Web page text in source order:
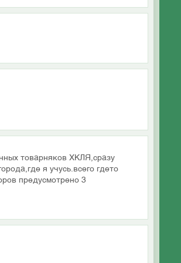
товарняков ХКЛЯ,сразу
я учусь.всего гдето
предусмотрено 3